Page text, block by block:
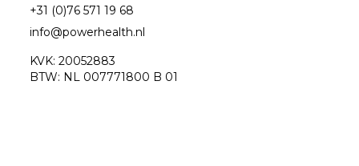
+31 (0)76 571 19 68
info@powerhealth.nl
KVK: 20052883
BTW: NL 007771800 B 01